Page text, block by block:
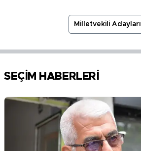
Milletvekili Adayları
SEÇİM HABERLERİ